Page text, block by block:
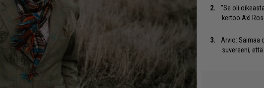
”Se oli
kertoo Axl
Arvio: Saimaa
suvereeni,